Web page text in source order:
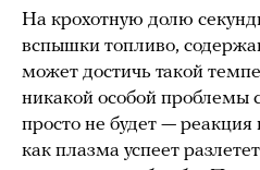
На крохотную долю
вспышки топливо,
может достичь такой
никакой особой
просто не будет — реакция
как плазма успеет